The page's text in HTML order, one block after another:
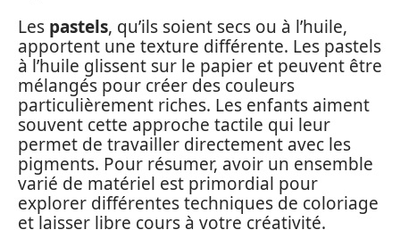
Les pastels, qu’ils soient secs ou à l’huile,
apportent une texture différente. Les pastels
à l’huile glissent sur le papier et peuvent être
mélangés pour créer des couleurs
particulièrement riches. Les enfants aiment
souvent cette approche tactile qui leur
permet de travailler directement avec les
pigments. Pour résumer, avoir un ensemble
varié de matériel est primordial pour
explorer différentes techniques de coloriage
et laisser libre cours à votre créativité.